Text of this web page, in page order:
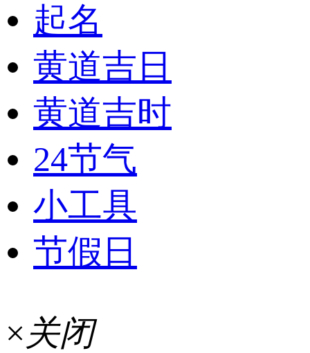
起名
黄道吉日
黄道吉时
24节气
小工具
节假日
× 关闭